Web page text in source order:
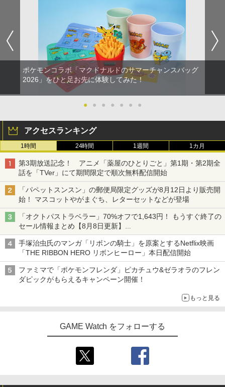
劇場版「鬼滅の刃」無限城編 第一章 猗
窩座再来 完全生産限定版 [Blu-ray]
￥8,698
『映画 ラブライブ！蓮ノ空女学院スクー
ポケモンコラボ「マクドナルドのサマーチャンスバッグ
2026」をひと足お先に体験してみた！
● ● ● ● ● ● ●
アクセスランキング
1時間 24時間 1週間 1カ月
第3期放送記念！ アニメ「薬屋のひとりごと」第1期・第2期全
話を「TVer」にて期間限定で順次無料配信開始
「パペットスンスン」の郵便局限定グッズが8月12日より販売開
始！ マスコットやがまぐち、レターセットなどが登場
「オクトパストラベラー」70%オフで1,643円！ もうすぐ終了の
セール情報まとめ【8月8日更新】
ニンテンドーeショップでは「大神 絶景版」が67%オフで990円
手塚治虫氏のマンガ「リボンの騎士」を原案とするNetflix映画
「THE RIBBON HERO リボンヒーロー」本日配信開始
ファミマで「ポケモンフレンダ」ピカチュウ&ゼラオラのフレン
ダピックがもらえるキャンペーン開催！
もっと見る
GAME Watch をフォローする